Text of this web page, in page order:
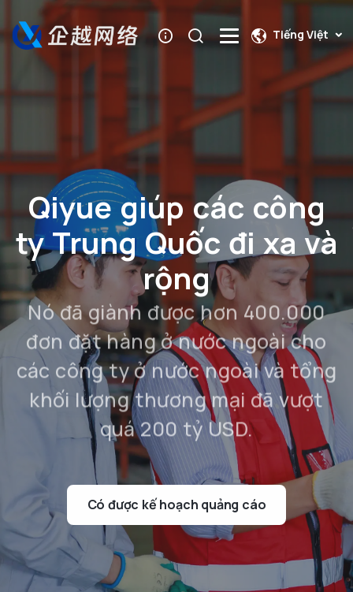
Tiếng Việt
Qiyue giúp các công
ty Trung Quốc đi xa và
rộng
Nó đã giành được hơn 400.000
đơn đặt hàng ở nước ngoài cho
các công ty ở nước ngoài và tổng
khối lượng thương mại đã vượt
quá 200 tỷ USD.
Có được kế hoạch quảng cáo